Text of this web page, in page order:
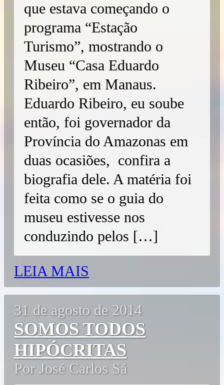
que estava começando o
programa “Estação
Turismo”, mostrando o
Museu “Casa Eduardo
Ribeiro”, em Manaus.
Eduardo Ribeiro, eu soube
então, foi governador da
Província do Amazonas em
duas ocasiões, confira a
biografia dele. A matéria foi
feita como se o guia do
museu estivesse nos
conduzindo pelos […]
LEIA MAIS
31 de agosto de 2014
SOMOS TODOS
HIPÓCRITAS
Por José Carlos Sá